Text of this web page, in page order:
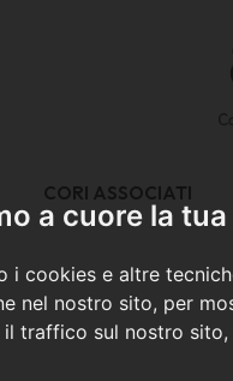
a cuore la
i cookies e altre
nel nostro sito, per
il traffico sul nostro
CORI ASSOCIATI